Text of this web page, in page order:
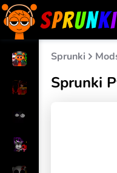
Sprunki
Sprunki